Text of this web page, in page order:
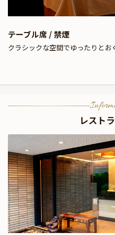
テーブル席 / 禁煙
クラシックな空間でゆったりとお
レスト